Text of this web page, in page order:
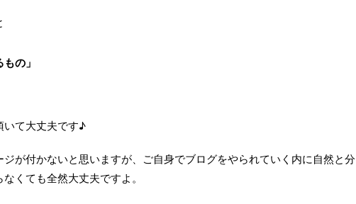
の」
いて大丈夫です♪
が付かないと思いますが、ご自身でブログをやられていく内に自然と分
くても全然大丈夫ですよ。